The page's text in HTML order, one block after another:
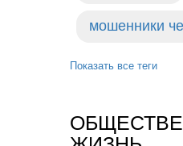
мошенники
Показать все теги